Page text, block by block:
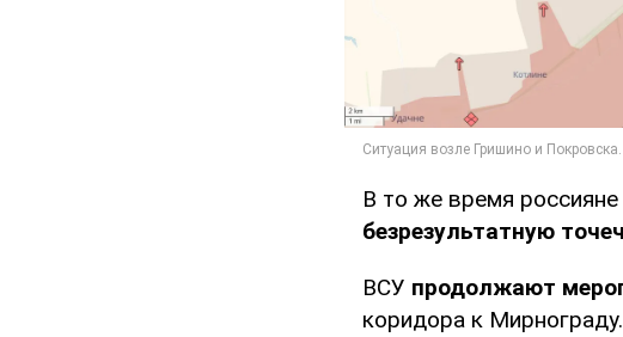
В то же время россияне
безрезультатную
ВСУ продолжают
коридора к